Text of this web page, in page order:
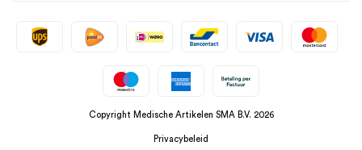
Copyright Medische Artikelen SMA B.V. 2026
Privacybeleid